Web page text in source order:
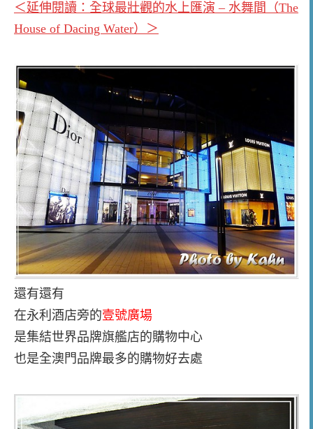
＜延伸閱讀：全球最壯觀的水上匯演 – 水舞間（The
House of Dacing Water）＞
還有還有
在永利酒店旁的壹號廣場
是集結世界品牌旗艦店的購物中心
也是全澳門品牌最多的購物好去處